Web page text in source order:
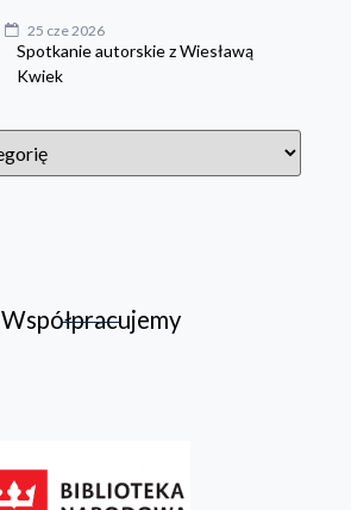
25 cze 2026
Spotkanie autorskie z Wiesławą
Kwiek
Współpracujemy